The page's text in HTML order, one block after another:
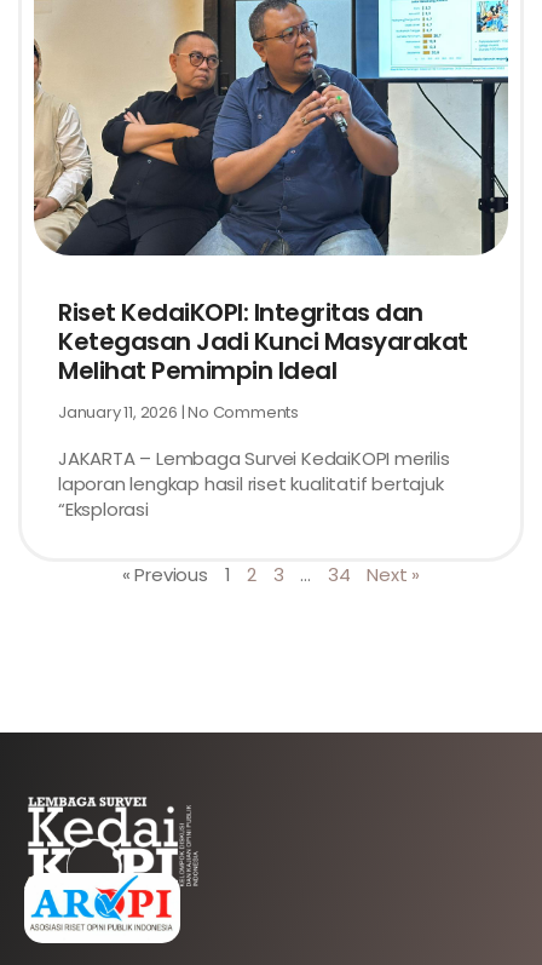
Riset KedaiKOPI: Integritas dan
Ketegasan Jadi Kunci Masyarakat
Melihat Pemimpin Ideal
January 11, 2026 No Comments
JAKARTA – Lembaga Survei KedaiKOPI merilis
laporan lengkap hasil riset kualitatif bertajuk
“Eksplorasi
« Previous 1 2 3 … 34 Next »
AFILIASI